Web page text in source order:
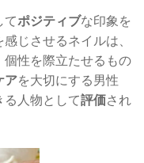
てポジティブな印象を
感じさせるネイルは、
性を際立たせるもの
アを大切にする男性
る人物として評価され